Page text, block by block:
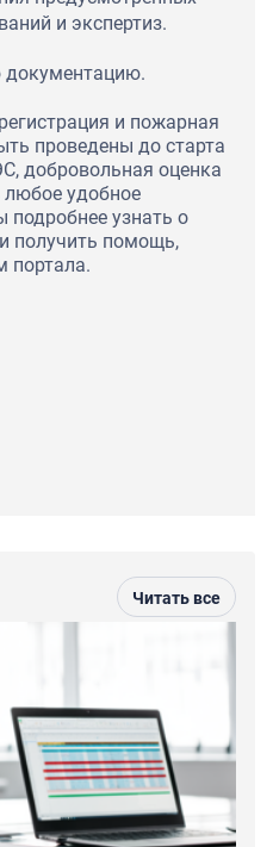
и экспертиз.
документацию.
и пожарная
проведены до старта
добровольная оценка
удобное
подробнее узнать о
получить помощь,
портала.
Читать все